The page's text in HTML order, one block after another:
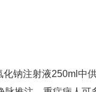
化钠注射液250ml中